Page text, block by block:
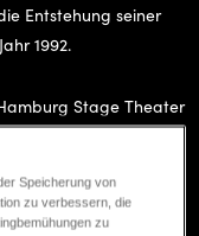
Entstehung seiner
1992.
Murphy/Stage Entertainment
Speicherung von
zu verbessern, die
zu